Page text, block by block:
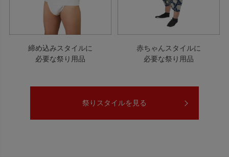
締め込みスタイルに
必要な祭り用品
赤ちゃんスタイルに
必要な祭り用品
祭りスタイルを見る